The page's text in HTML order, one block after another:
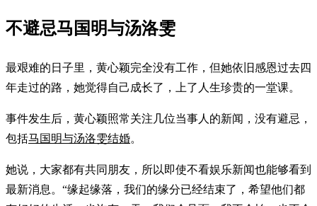
不避忌马国明与汤洛雯
最艰难的日子里，黄心颖完全没有工作，但她依旧感恩过去四
年走过的路，她觉得自己成长了，上了人生珍贵的一堂课。
事件发生后，黄心颖照常关注几位当事人的新闻，没有避忌，
包括马国明与汤洛雯结婚。
她说，大家都有共同朋友，所以即使不看娱乐新闻也能够看到
最新消息。“缘起缘落，我们的缘分已经结束了，希望他们都